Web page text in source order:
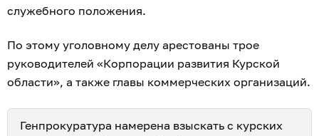
служебного положения.
По этому уголовному делу арестованы трое
руководителей «Корпорации развития Курской
области», а также главы коммерческих организаций.
Генпрокуратура намерена взыскать с курских